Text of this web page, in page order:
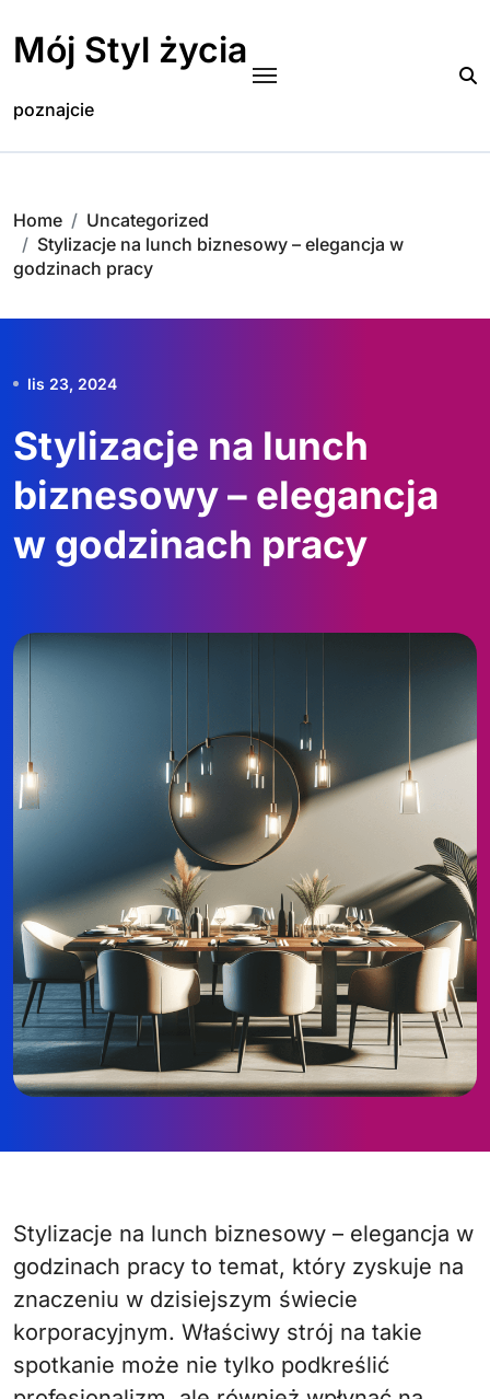
content
Mój Styl życia
poznajcie
Home
Uncategorized
Stylizacje na lunch biznesowy – elegancja w
godzinach pracy
lis 23, 2024
Stylizacje na lunch
biznesowy – elegancja
w godzinach pracy
Stylizacje na lunch biznesowy – elegancja w
godzinach pracy to temat, który zyskuje na
znaczeniu w dzisiejszym świecie
korporacyjnym. Właściwy strój na takie
spotkanie może nie tylko podkreślić